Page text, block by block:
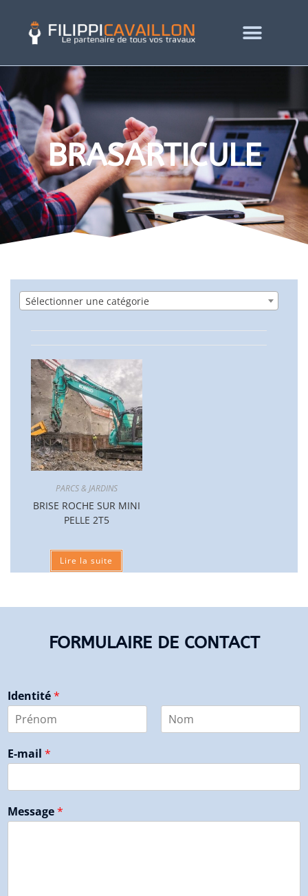
BRASARTICULE
Sélectionner une catégorie
PARCS & JARDINS
BRISE ROCHE SUR MINI
PELLE 2T5
Lire la suite
FORMULAIRE DE CONTACT
Identité*
r
é
m
E-mail *
Message*